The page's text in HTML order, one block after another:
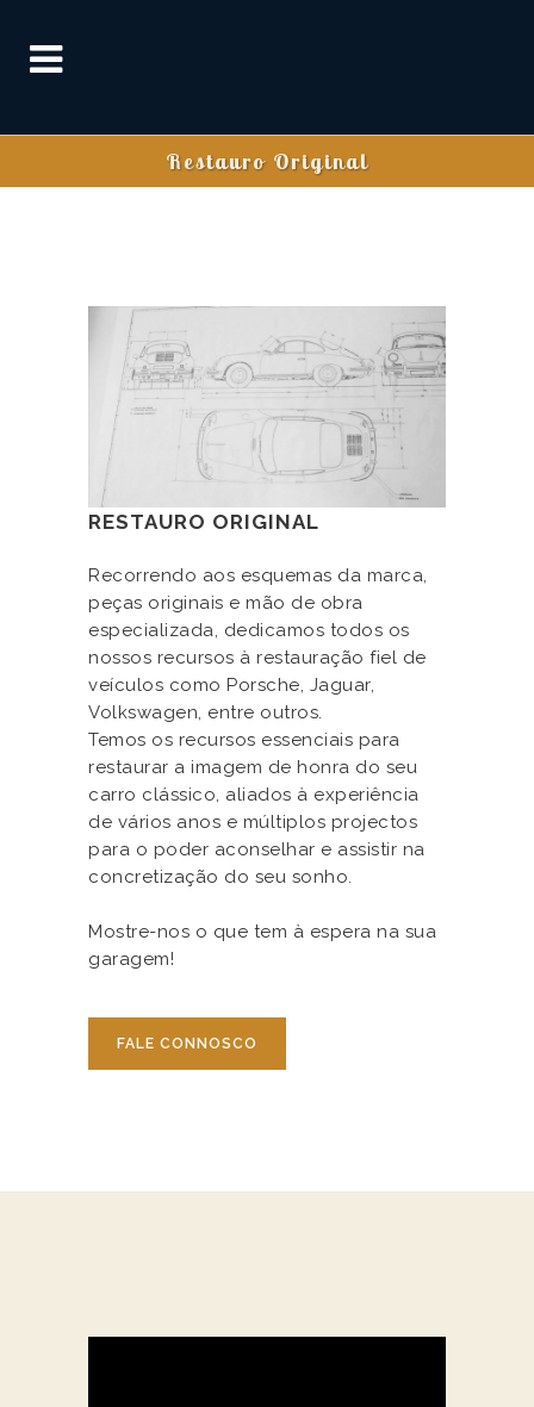
Restauro Original
RESTAURO ORIGINAL
Recorrendo aos esquemas da marca,
peças originais e mão de obra
especializada, dedicamos todos os
nossos recursos à restauração fiel de
veículos como Porsche, Jaguar,
Volkswagen, entre outros.
Temos os recursos essenciais para
restaurar a imagem de honra do seu
carro clássico, aliados à experiência
de vários anos e múltiplos projectos
para o poder aconselhar e assistir na
concretização do seu sonho.
Mostre-nos o que tem à espera na sua
garagem!
FALE CONNOSCO